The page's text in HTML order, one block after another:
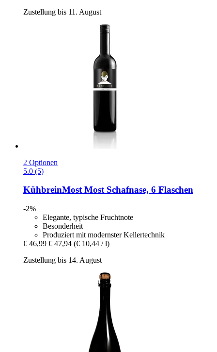
Zustellung bis 11. August
2 Optionen
5.0 (5)
KühbreinMostMost Schafnase, 6 Flaschen
-2%
Elegante, typische Fruchtnote
Besonderheit
Produziert mit modernster Kellertechnik
€ 46,99 € 47,94 (€ 10,44 / l)
Zustellung bis 14. August